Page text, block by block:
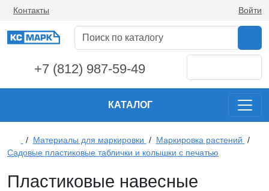
Контакты Войти
+7 (812) 987-59-49
КАТАЛОГ
/ Материалы для маркировки / Маркировка растений /
Садовые пластиковые таблички и колышки с печатью
Пластиковые навесные